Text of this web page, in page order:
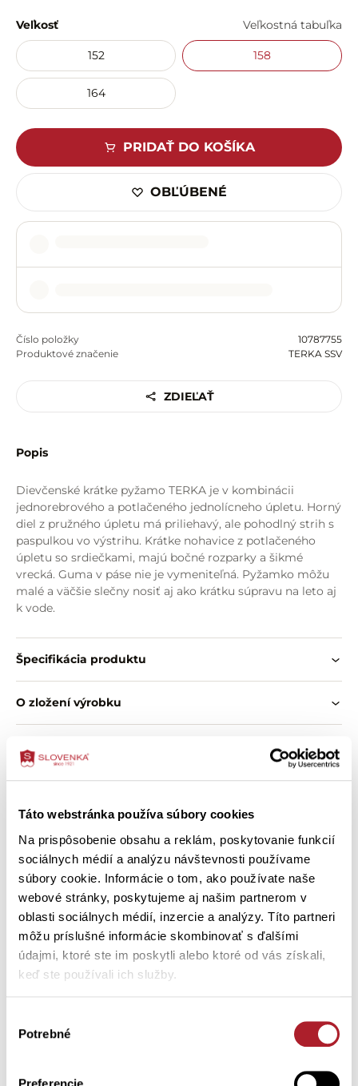
Táto webstránka používa súbory cookies
Na prispôsobenie obsahu a reklám, poskytovanie funkcií
sociálnych médií a analýzu návštevnosti používame
súbory cookie. Informácie o tom, ako používate naše
webové stránky, poskytujeme aj našim partnerom v
oblasti sociálnych médií, inzercie a analýzy. Títo partneri
môžu príslušné informácie skombinovať s ďalšími
údajmi, ktoré ste im poskytli alebo ktoré od vás získali,
keď ste používali ich služby.
súhlasu
Potrebné
Veľkosť Veľkostná tabuľka
152 158
164
PRIDAŤ DO KOŠÍKA
OBĽÚBENÉ
Číslo položky
10787755
Produktové značenie
TERKA SSV
ZDIEĽAŤ
Popis
Dievčenské krátke pyžamo TERKA je v kombinácii
jednorebrového a potlačeného jednolícneho úpletu. Horný
diel z pružného úpletu má priliehavý, ale pohodlný strih s
paspulkou vo výstrihu. Krátke nohavice z potlačeného
úpletu so srdiečkami, majú bočné rozparky a šikmé
vrecká. Guma v páse nie je vymeniteľná. Pyžamko môžu
malé a väčšie slečny nosiť aj ako krátku súpravu na leto aj
k vode.
Špecifikácia produktu
O zložení výrobku
Zákazníci si tiež kúpili